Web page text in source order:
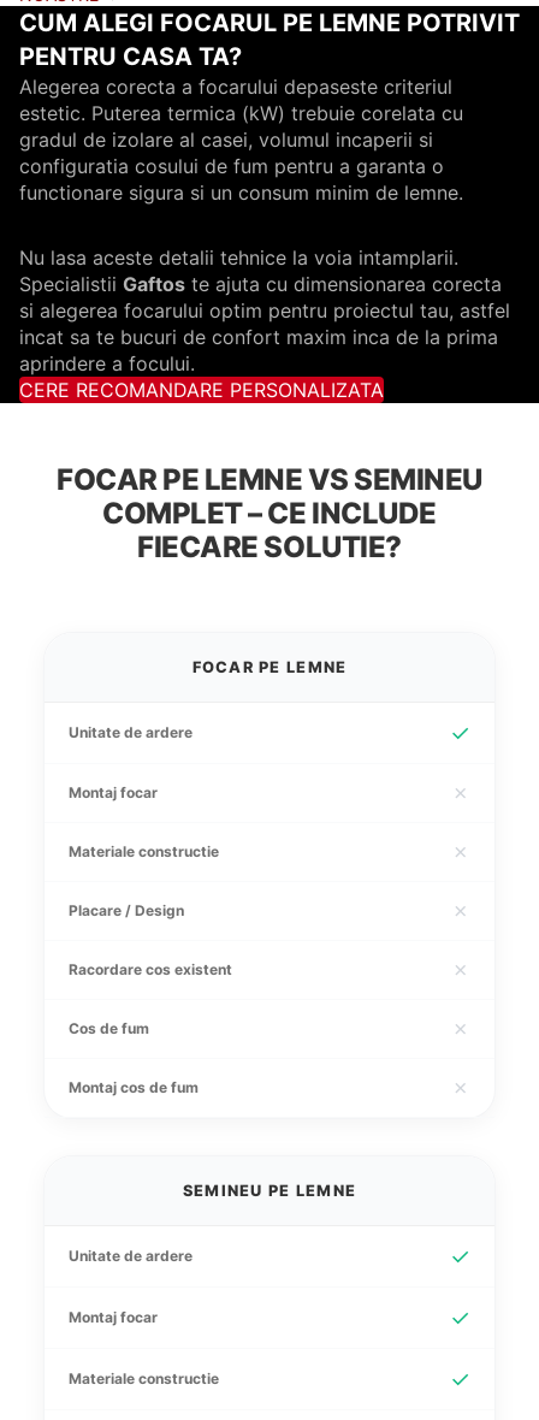
CUM ALEGI FOCARUL PE LEMNE POTRIVIT
PENTRU CASA TA?
Alegerea corecta a focarului depaseste criteriul
estetic. Puterea termica (kW) trebuie corelata cu
gradul de izolare al casei, volumul incaperii si
configuratia cosului de fum pentru a garanta o
functionare sigura si un consum minim de lemne.
Nu lasa aceste detalii tehnice la voia intamplarii.
Specialistii Gaftos te ajuta cu dimensionarea corecta
si alegerea focarului optim pentru proiectul tau, astfel
incat sa te bucuri de confort maxim inca de la prima
aprindere a focului.
CERE RECOMANDARE PERSONALIZATA
FOCAR PE LEMNE VS SEMINEU
COMPLET – CE INCLUDE
FIECARE SOLUTIE?
FOCAR PE LEMNE
Unitate de ardere ✓
Montaj focar ✗
Materiale constructie ✗
Placare / Design ✗
Racordare cos existent ✗
Cos de fum ✗
Montaj cos de fum ✗
SEMINEU PE LEMNE
Unitate de ardere ✓
Montaj focar ✓
Materiale constructie ✓